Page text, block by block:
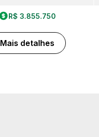
R$ 3.855.750
Mais detalhes